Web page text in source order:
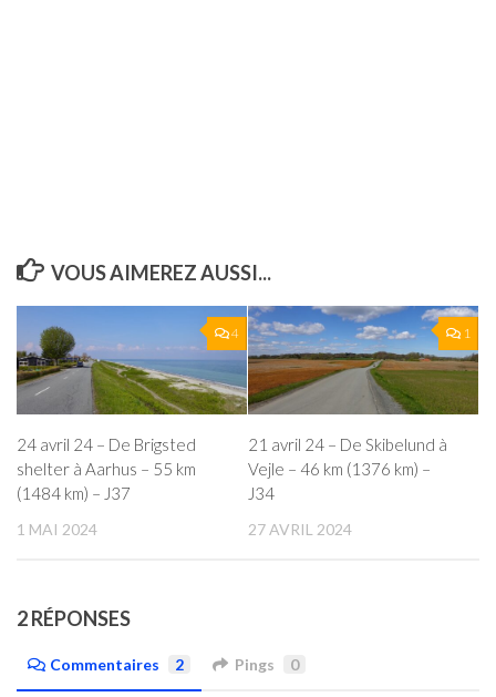
VOUS AIMEREZ AUSSI...
4
24 avril 24 – De Brigsted
shelter à Aarhus – 55 km
(1484 km) – J37
1 MAI 2024
1
21 avril 24 – De Skibelund à
Vejle – 46 km (1376 km) –
J34
27 AVRIL 2024
2 RÉPONSES
Commentaires 2 Pings 0